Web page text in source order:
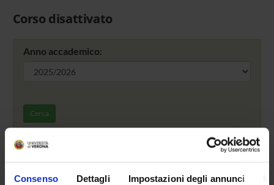
Consenso Dettagli Impostazioni degli annunci
Corso disattivato
Anno accademico:
Cerca
ULTERIORI ATTIVITÀ DIDATTICHE